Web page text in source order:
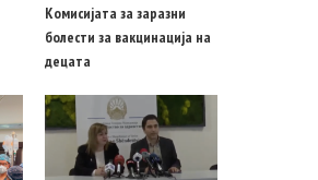
Комисијата за заразни
болести за вакцинација на
децата